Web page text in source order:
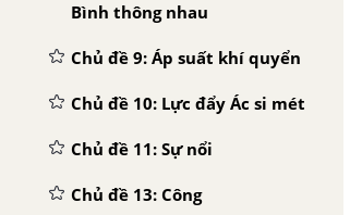
Bình thông nhau
Chủ đề 9: Áp suất khí quyển
Chủ đề 10: Lực đẩy Ác si mét
Chủ đề 11: Sự nổi
Chủ đề 13: Công